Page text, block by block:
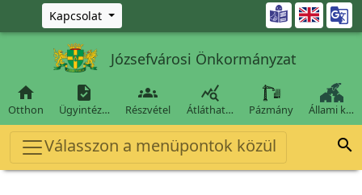
Ugrás a fő tartalomra
Kapcsolat 
Józsefvárosi Önkormányzat

Otthon

Ügyintéz…

Részvétel

Átláthat… Pázmány Állami k…
Válasszon a menüpontok közül 